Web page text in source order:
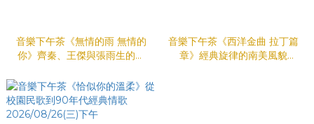
音樂下午茶《無情的雨 無情的
你》齊秦、王傑與張雨生的浪
音樂下午茶《西洋金曲 拉丁篇
章》經典旋律的南美風貌